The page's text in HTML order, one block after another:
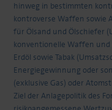
hinweg in bestimmten
kontroverse Waffen sowie
für Ölsand und Ölschiefer
konventionelle Waffen
Erdöl sowie Tabak
Energiegewinnung oder
(exklusive Gas) oder
Ziel der Anlagepolitik des